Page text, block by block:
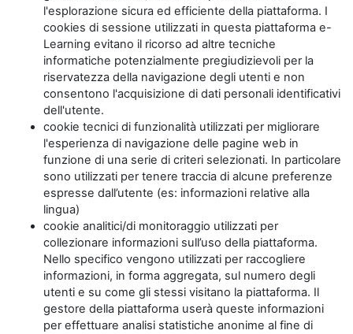
l'esplorazione sicura ed efficiente della piattaforma. I
cookies di sessione utilizzati in questa piattaforma e-
Learning evitano il ricorso ad altre tecniche
informatiche potenzialmente pregiudizievoli per la
riservatezza della navigazione degli utenti e non
consentono l'acquisizione di dati personali identificativi
dell'utente.
cookie tecnici di funzionalità utilizzati per migliorare
l'esperienza di navigazione delle pagine web in
funzione di una serie di criteri selezionati. In particolare
sono utilizzati per tenere traccia di alcune preferenze
espresse dall’utente (es: informazioni relative alla
lingua)
cookie analitici/di monitoraggio utilizzati per
collezionare informazioni sull’uso della piattaforma.
Nello specifico vengono utilizzati per raccogliere
informazioni, in forma aggregata, sul numero degli
utenti e su come gli stessi visitano la piattaforma. Il
gestore della piattaforma userà queste informazioni
per effettuare analisi statistiche anonime al fine di